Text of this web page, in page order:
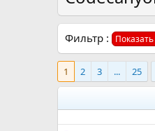
Фильтр :
1 2 3 ... 25